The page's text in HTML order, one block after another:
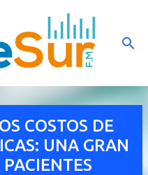
principal
COSTOS DE
UNA GRAN